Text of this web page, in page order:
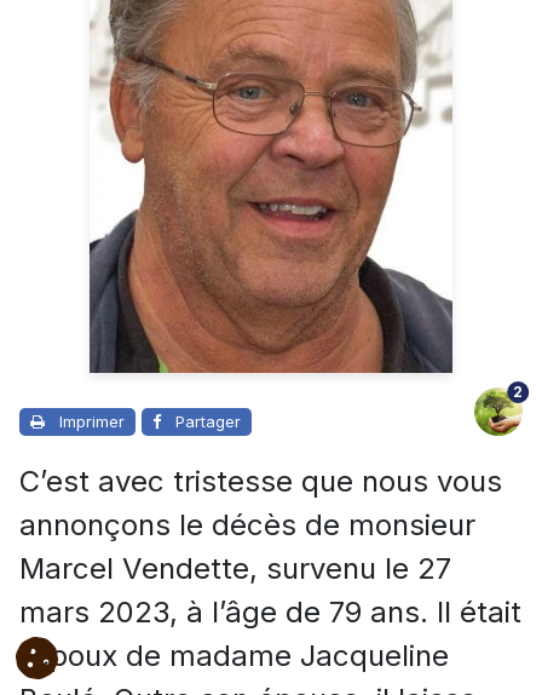
Imprimer Partager
2
C’est avec tristesse que nous vous
annonçons le décès de monsieur
Marcel Vendette, survenu le 27
mars 2023, à l’âge de 79 ans. Il était
l’époux de madame Jacqueline